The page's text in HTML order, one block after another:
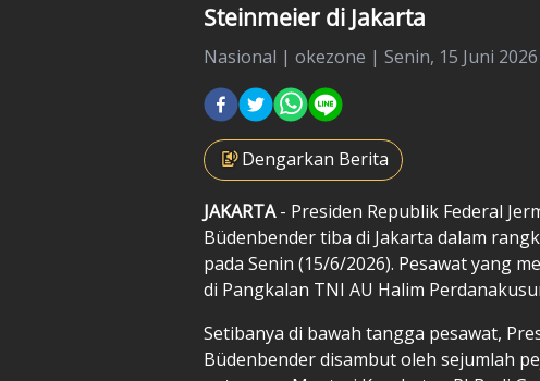
Steinmeier di Jakarta
Nasional | okezone | Senin, 15 Juni
Dengarkan Berita
JAKARTA- Presiden Republik Federal
Büdenbender tiba di Jakarta dalam
pada Senin (15/6/2026). Pesawat yang
di Pangkalan TNI AU Halim
Setibanya di bawah tangga pesawat,
Büdenbender disambut oleh sejumlah